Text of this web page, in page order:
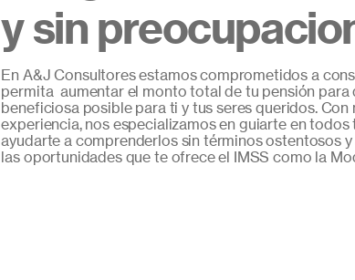
y sin
En A&J Consultores estamos comprometidos a
permita aumentar el monto total de tu pensión para
beneficiosa posible para ti y tus seres queridos. Con
experiencia, nos especializamos en guiarte en
ayudarte a comprenderlos sin términos ostentosos
las oportunidades que te ofrece el IMSS como la